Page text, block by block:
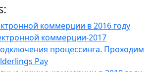
коммерции в 2016 году
коммерции-2017
процессинга. Проходим
Pay